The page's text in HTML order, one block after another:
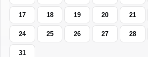
17 18 19 20 21
24 25 26 27 28
31